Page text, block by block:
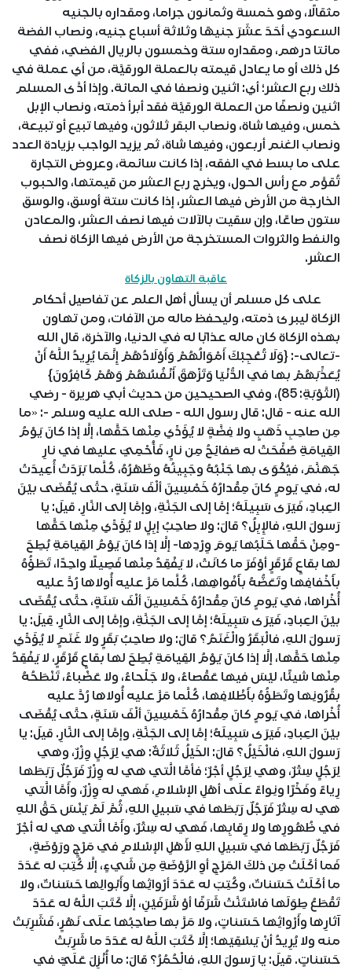
مثقالًا، وهو خمسة وثمانون جراما، ومقداره بالجنيه
السعودي أحَدَ عشَرَ جنيهًا وثلاثة أسباع جنيه، ونصاب الفضة
مائتا درهم، ومقداره ستة وخمسون بالريال الفضي، ففي
كل ذلك أو ما يعادل قيمته بالعملة الورقيَّة، من أي عملة في
ذلك ربع العشر؛ أي: اثنين ونصفا في المائة. وإذا أدَّى المسلم
اثنين ونصفًا من العملة الورقيَّة فقد أبرأ ذمته، ونصاب الإبل
خمس، وفيها شاة، ونصاب البقر ثلاثون، وفيها تبيع أو تبيعة،
ونصاب الغنم أربعون، وفيها شاة، ثم يزيد الواجب بزيادة العدد
على ما بسط في الفقه، إذا كانت سائمة، وعروض التجارة
تُقوَّم مع رأس الحول، ويخرج ربع العشر من قيمتها، والحبوب
الخارجة من الأرض فيها العشر، إذا كانت ستة أوسق، والوسق
ستون صاعًا، وإن سقيت بالآلات فيها نصف العشر، والمعادن
والنفط والثروات المستخرجة من الأرض فيها الزكاة نصف
العشر.
عاقبة التهاون بالزكاة
على كل مسلم أن يسأل أهل العلم عن تفاصيل أحكام
الزكاة ليبرئ ذمته، وليحفظ ماله من الآفات، ومن تهاون
بهذه الزكاة كان ماله عذابًا له في الدنيا، والآخرة، قال الله
-تعالى-: {وَلَا تُعْجِبْكَ أَمْوَالُهُمْ وَأَوْلَادُهُمْ إِنَّمَا يُرِيدُ اللَّهُ أَنْ
يُعَذِّبَهُمْ بها في الدُّنْيَا وَتَزْهَقَ أَنْفُسُهُمْ وَهُمْ كَافِرُونَ}
(التَّوْبَةِ: 85)، وفي الصحيحين من حديث أبي هريرة - رضي
الله عنه - قال: قال رسول الله - صلى الله عليه وسلم -: «ما
مِن صاحِبِ ذَهَبٍ ولا فِضَّةٍ لا يُؤَدِّي مِنْها حَقَّها، إلَّا إذا كانَ يَوْمُ
القِيامَةِ صُفِّحَتْ له صَفائِحُ مِن نارٍ، فَأُحْمِيَ عليها في نارِ
جَهَنَّمَ، فيُكْوَى بها جَنْبُهُ وجَبِينُهُ وظَهْرُهُ، كُلَّما بَرَدَتْ أُعِيدَتْ
له، في يَومٍ كانَ مِقْدارُهُ خَمْسِينَ ألْفَ سَنَةٍ، حتَّى يُقْضَى بيْنَ
العِبادِ، فَيَرَى سَبِيلَهُ؛ إمَّا إلى الجَنَّةِ، وإمَّا إلى النَّارِ. قيلَ: يا
رَسولَ اللهِ، فالإِبِلُ؟ قالَ: ولا صاحِبُ إبِلٍ لا يُؤَدِّي مِنْها حَقَّها
-ومِنْ حَقِّها حَلَبُها يَومَ وِرْدِها- إلَّا إذا كانَ يَوْمُ القِيامَةِ بُطِحَ
لها بقاعٍ قَرْقَرٍ أوْفَرَ ما كانَتْ، لا يَفْقِدُ مِنْها فَصِيلًا واحِدًا، تَطَؤُهُ
بأَخْفافِها وتَعَضُّهُ بأَفْواهِها، كُلَّما مَرَّ عليه أُولاها رُدَّ عليه
أُخْراها، في يَومٍ كانَ مِقْدارُهُ خَمْسِينَ ألْفَ سَنَةٍ، حتَّى يُقْضَى
بيْنَ العِبادِ، فَيَرَى سَبِيلَهُ؛ إمَّا إلى الجَنَّةِ، وإمَّا إلى النَّارِ. قِيلَ: يا
رَسولَ اللهِ، فالْبَقَرُ والْغَنَمُ؟ قالَ: ولا صاحِبُ بَقَرٍ ولا غَنَمٍ لا يُؤَدِّي
مِنْها حَقَّها، إلَّا إذا كانَ يَوْمُ القِيامَةِ بُطِحَ لها بقاعٍ قَرْقَرٍ، لا يَفْقِدُ
مِنْها شيئًا، ليْسَ فيها عَقْصاءُ، ولا جَلْحاءُ، ولا عَضْباءُ، تَنْطَحُهُ
بقُرُونِها وتَطَؤُهُ بأَظْلافِها، كُلَّما مَرَّ عليه أُولاها رُدَّ عليه
أُخْراها، في يَومٍ كانَ مِقْدارُهُ خَمْسِينَ ألْفَ سَنَةٍ، حتَّى يُقْضَى
بيْنَ العِبادِ، فَيَرَى سَبِيلَهُ؛ إمَّا إلى الجَنَّةِ، وإمَّا إلى النَّارِ. قيلَ: يا
رَسولَ اللهِ، فالْخَيْلُ؟ قالَ: الخَيْلُ ثَلاثَةٌ: هي لِرَجُلٍ وِزْرٌ، وهي
لِرَجُلٍ سِتْرٌ، وهي لِرَجُلٍ أجْرٌ؛ فأمَّا الَّتي هي له وِزْرٌ فَرَجُلٌ رَبَطَها
رِياءً وفَخْرًا ونِواءً علَى أهْلِ الإسْلامِ، فَهي له وِزْرٌ، وأَمَّا الَّتي
هي له سِتْرٌ فَرَجُلٌ رَبَطَها في سَبيلِ اللهِ، ثُمَّ لَمْ يَنْسَ حَقَّ اللهِ
في ظُهُورِها ولا رِقابِها، فَهي له سِتْرٌ، وأَمَّا الَّتي هي له أجْرٌ
فَرَجُلٌ رَبَطَها في سَبيلِ اللهِ لأَهْلِ الإسْلامِ في مَرْجٍ ورَوْضَةٍ،
فَما أكَلَتْ مِن ذلكَ المَرْجِ أوِ الرَّوْضَةِ مِن شَيءٍ، إلَّا كُتِبَ له عَدَدَ
ما أكَلَتْ حَسَناتٌ، وكُتِبَ له عَدَدَ أرْواثِها وأَبْوالِها حَسَناتٌ، ولا
تَقْطَعُ طِوَلَها فاسْتَنَّتْ شَرَفًا أوْ شَرَفَيْنِ، إلَّا كَتَبَ اللَّهُ له عَدَدَ
آثارِها وأَرْواثِها حَسَناتٍ، ولا مَرَّ بها صاحِبُها علَى نَهْرٍ، فَشَرِبَتْ
منه ولا يُرِيدُ أنْ يَسْقِيَها؛ إلَّا كَتَبَ اللَّهُ له عَدَدَ ما شَرِبَتْ
حَسَناتٍ. قيلَ: يا رَسولَ اللهِ، فالْحُمُرُ؟ قالَ: ما أُنْزِلَ عَلَيَّ في